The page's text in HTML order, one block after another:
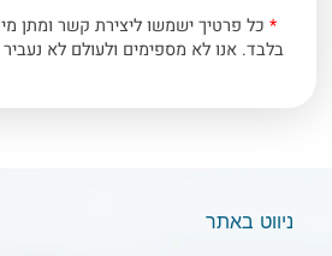
* כל פרטיך ישמשו ליצירת קשר ומתן
בלבד. אנו לא מספימים ולעולם לא
ניווט באתר